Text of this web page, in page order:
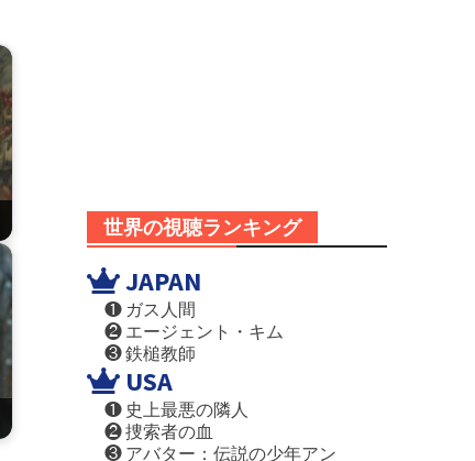
世界の視聴ランキング
JAPAN
❶ ガス人間
❷ エージェント・キム
❸ 鉄槌教師
USA
❶ 史上最悪の隣人
❷ 捜索者の血
❸ アバター：伝説の少年アン